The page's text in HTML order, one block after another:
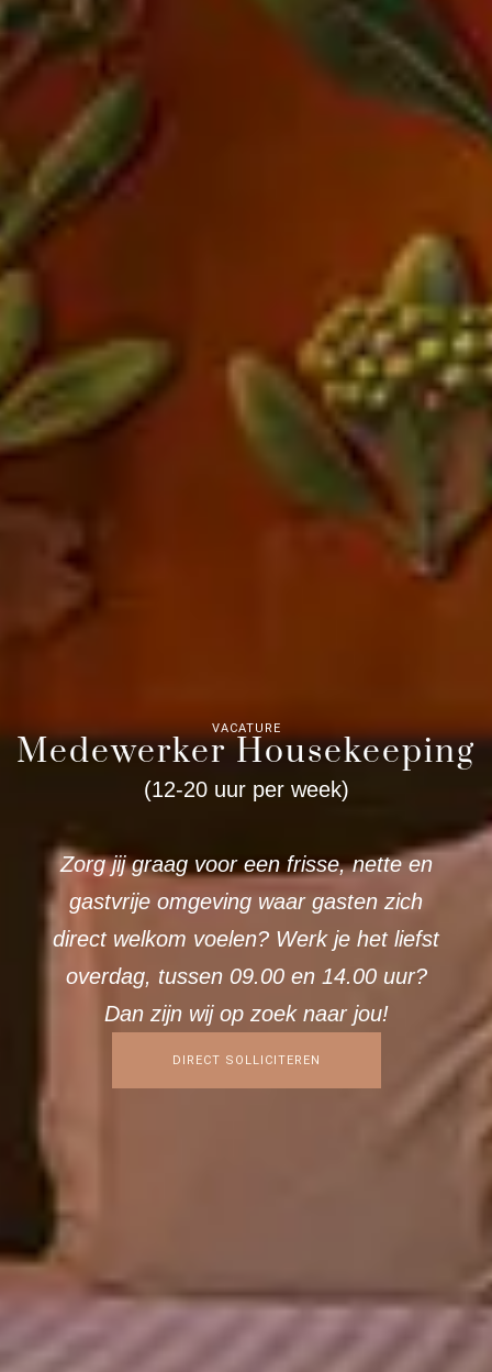
VACATURE
Medewerker Housekeeping
(12-20 uur per week)
Zorg jij graag voor een frisse, nette en
gastvrije omgeving waar gasten zich
direct welkom voelen? Werk je het liefst
overdag, tussen 09.00 en 14.00 uur?
Dan zijn wij op zoek naar jou!
DIRECT SOLLICITEREN